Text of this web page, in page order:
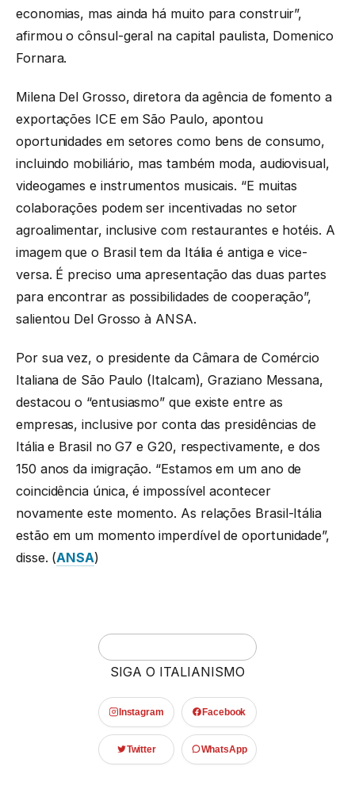
economias, mas ainda há muito para construir”,
afirmou o cônsul-geral na capital paulista, Domenico
Fornara.
Milena Del Grosso, diretora da agência de fomento a
exportações ICE em São Paulo, apontou
oportunidades em setores como bens de consumo,
incluindo mobiliário, mas também moda, audiovisual,
videogames e instrumentos musicais. “E muitas
colaborações podem ser incentivadas no setor
agroalimentar, inclusive com restaurantes e hotéis. A
imagem que o Brasil tem da Itália é antiga e vice-
versa. É preciso uma apresentação das duas partes
para encontrar as possibilidades de cooperação”,
salientou Del Grosso à ANSA.
Por sua vez, o presidente da Câmara de Comércio
Italiana de São Paulo (Italcam), Graziano Messana,
destacou o “entusiasmo” que existe entre as
empresas, inclusive por conta das presidências de
Itália e Brasil no G7 e G20, respectivamente, e dos
150 anos da imigração. “Estamos em um ano de
coincidência única, é impossível acontecer
novamente este momento. As relações Brasil-Itália
estão em um momento imperdível de oportunidade”,
disse. (ANSA)
SIGA O ITALIANISMO
Instagram Facebook
Twitter WhatsApp